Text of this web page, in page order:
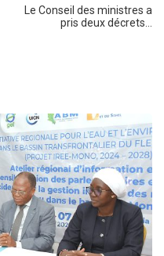
Le Conseil des ministres a
pris deux décrets…